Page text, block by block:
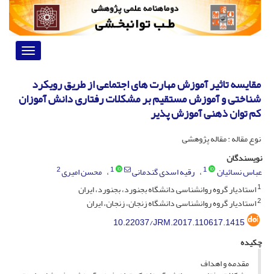
Toggle
مقایسه تاثیر آموزش مهارت‏ های اجتماعی از طریق رویکرد
شناختی و آموزش مستقیم بر مشکلات رفتاری دانش ‏آموزان
کم ‏توان ذهنی آموزش ‏پذیر
نوع مقاله : مقاله پژوهشی
نویسندگان
عباس نسائیان
1 رقیه اسدی گندمانی 1 محسن امیری2
1استادیار گروه روانشناسی دانشگاه بجنورد، بجنورد، ایران
2استادیار گروه روانشناسی دانشگاه زنجان، زنجان، ایران
10.22037/JRM.2017.110617.1415
چکیده
مقدمه و اهداف